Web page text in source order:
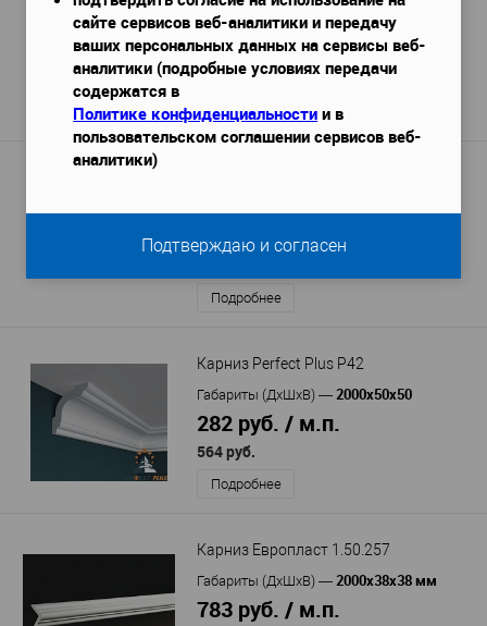
Габариты (ДхШхВ)—2000х20х20 мм.
125 руб. / м.п.
250 руб./ шт
Подробнее
556 руб. / м.п.
Подробнее
Карниз Perfect Plus P42
Габариты (ДхШхВ) — 2000х50х50
282 руб. / м.п.
564 руб.
Подробнее
Карниз Европласт 1.50.257
Габариты (ДхШхВ) — 2000x38x38 мм
783 руб. / м.п.
сайте сервисов веб-аналитики и передачу
ваших персональных данных на сервисы веб-
аналитики (подробные условиях передачи
содержатся в
Политике конфиденциальности и в
пользовательском соглашении сервисов веб-
аналитики)
Подтверждаю и согласен